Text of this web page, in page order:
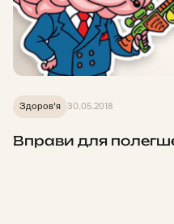
Здоров'я 30.05.2018
Вправи для